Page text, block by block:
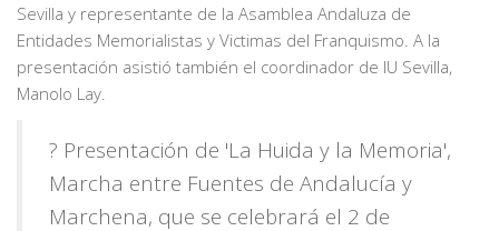
Sevilla y representante de la Asamblea Andaluza de
Entidades Memorialistas y Victimas del Franquismo. A la
presentación asistió también el coordinador de IU Sevilla,
Manolo Lay.
? Presentación de 'La Huida y la Memoria',
Marcha entre Fuentes de Andalucía y
Marchena, que se celebrará el 2 de